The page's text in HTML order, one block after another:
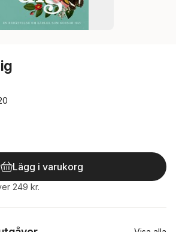
antal röster:
Lägg i varukorg
249 kr.